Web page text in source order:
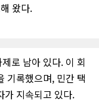
왔다.
로 남아 있다. 이 회
기록했으며, 민간 택
가 지속되고 있다.